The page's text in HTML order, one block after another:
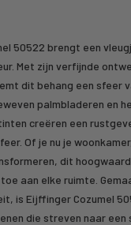
50522 brengt een
Met zijn verfijnde
dit behang een sfeer
palmbladeren en
creëren een
Of je nu je
dit
aan elke ruimte.
is Eijffinger Cozumel
die streven naar een